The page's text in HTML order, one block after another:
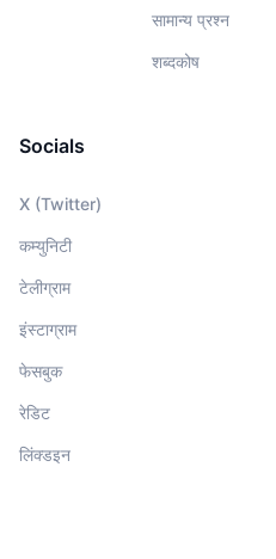
सामान्य प्रश्न
शब्दकोष
Socials
X (Twitter)
कम्युनिटी
टेलीग्राम
इंस्टाग्राम
फेसबुक
रेडिट
लिंक्डइन